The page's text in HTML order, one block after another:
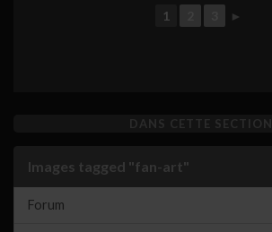
1 ►
DANS CETTE SECTION
Images tagged "fan-art"
Forum